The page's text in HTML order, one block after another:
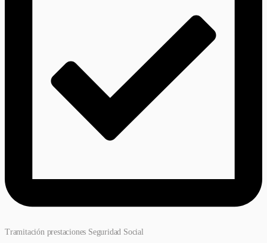
Tramitación prestaciones Seguridad Social